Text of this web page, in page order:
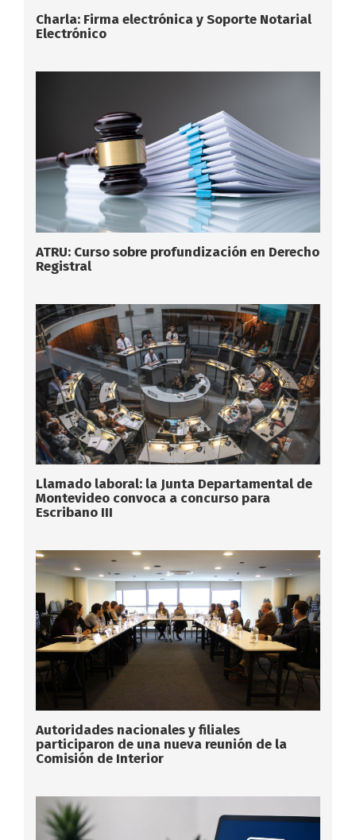
Charla: Firma electrónica y Soporte Notarial
Electrónico
ATRU: Curso sobre profundización en Derecho
Registral
Llamado laboral: la Junta Departamental de
Montevideo convoca a concurso para
Escribano III
Autoridades nacionales y filiales
participaron de una nueva reunión de la
Comisión de Interior